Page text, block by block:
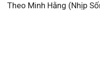
Theo Minh Hằng (Nhịp